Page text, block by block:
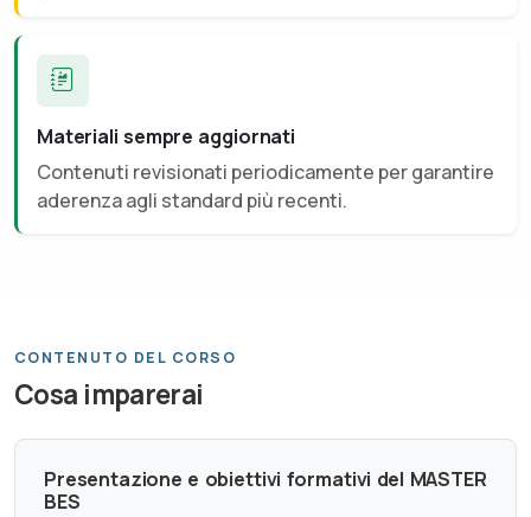
Materiali sempre aggiornati
Contenuti revisionati periodicamente per garantire
aderenza agli standard più recenti.
CONTENUTO DEL CORSO
Cosa imparerai
Presentazione e obiettivi formativi del MASTER
BES